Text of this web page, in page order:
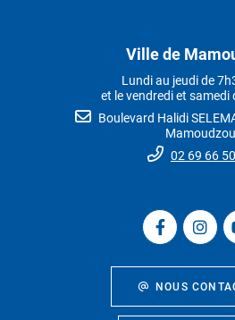
Ville de
Lundi au jeudi de
et le vendredi et samedi
Boulevard Halidi
Mamoudzou
02 69 66
NOUS